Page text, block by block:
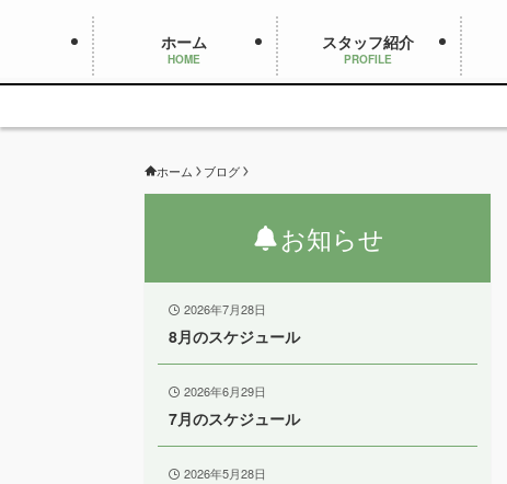
ホーム
HOME
スタッフ紹介
PROFILE
ホーム ブログ
お知らせ
2026年7月28日
8月のスケジュール
2026年6月29日
7月のスケジュール
2026年5月28日